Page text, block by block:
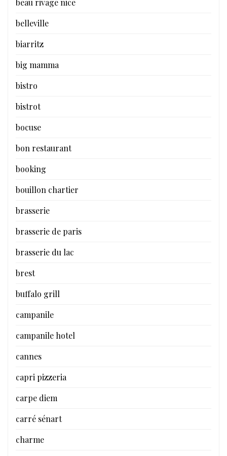
beau rivage nice
belleville
biarritz
big mamma
bistro
bistrot
bocuse
bon restaurant
booking
bouillon chartier
brasserie
brasserie de paris
brasserie du lac
brest
buffalo grill
campanile
campanile hotel
cannes
capri pizzeria
carpe diem
carré sénart
charme